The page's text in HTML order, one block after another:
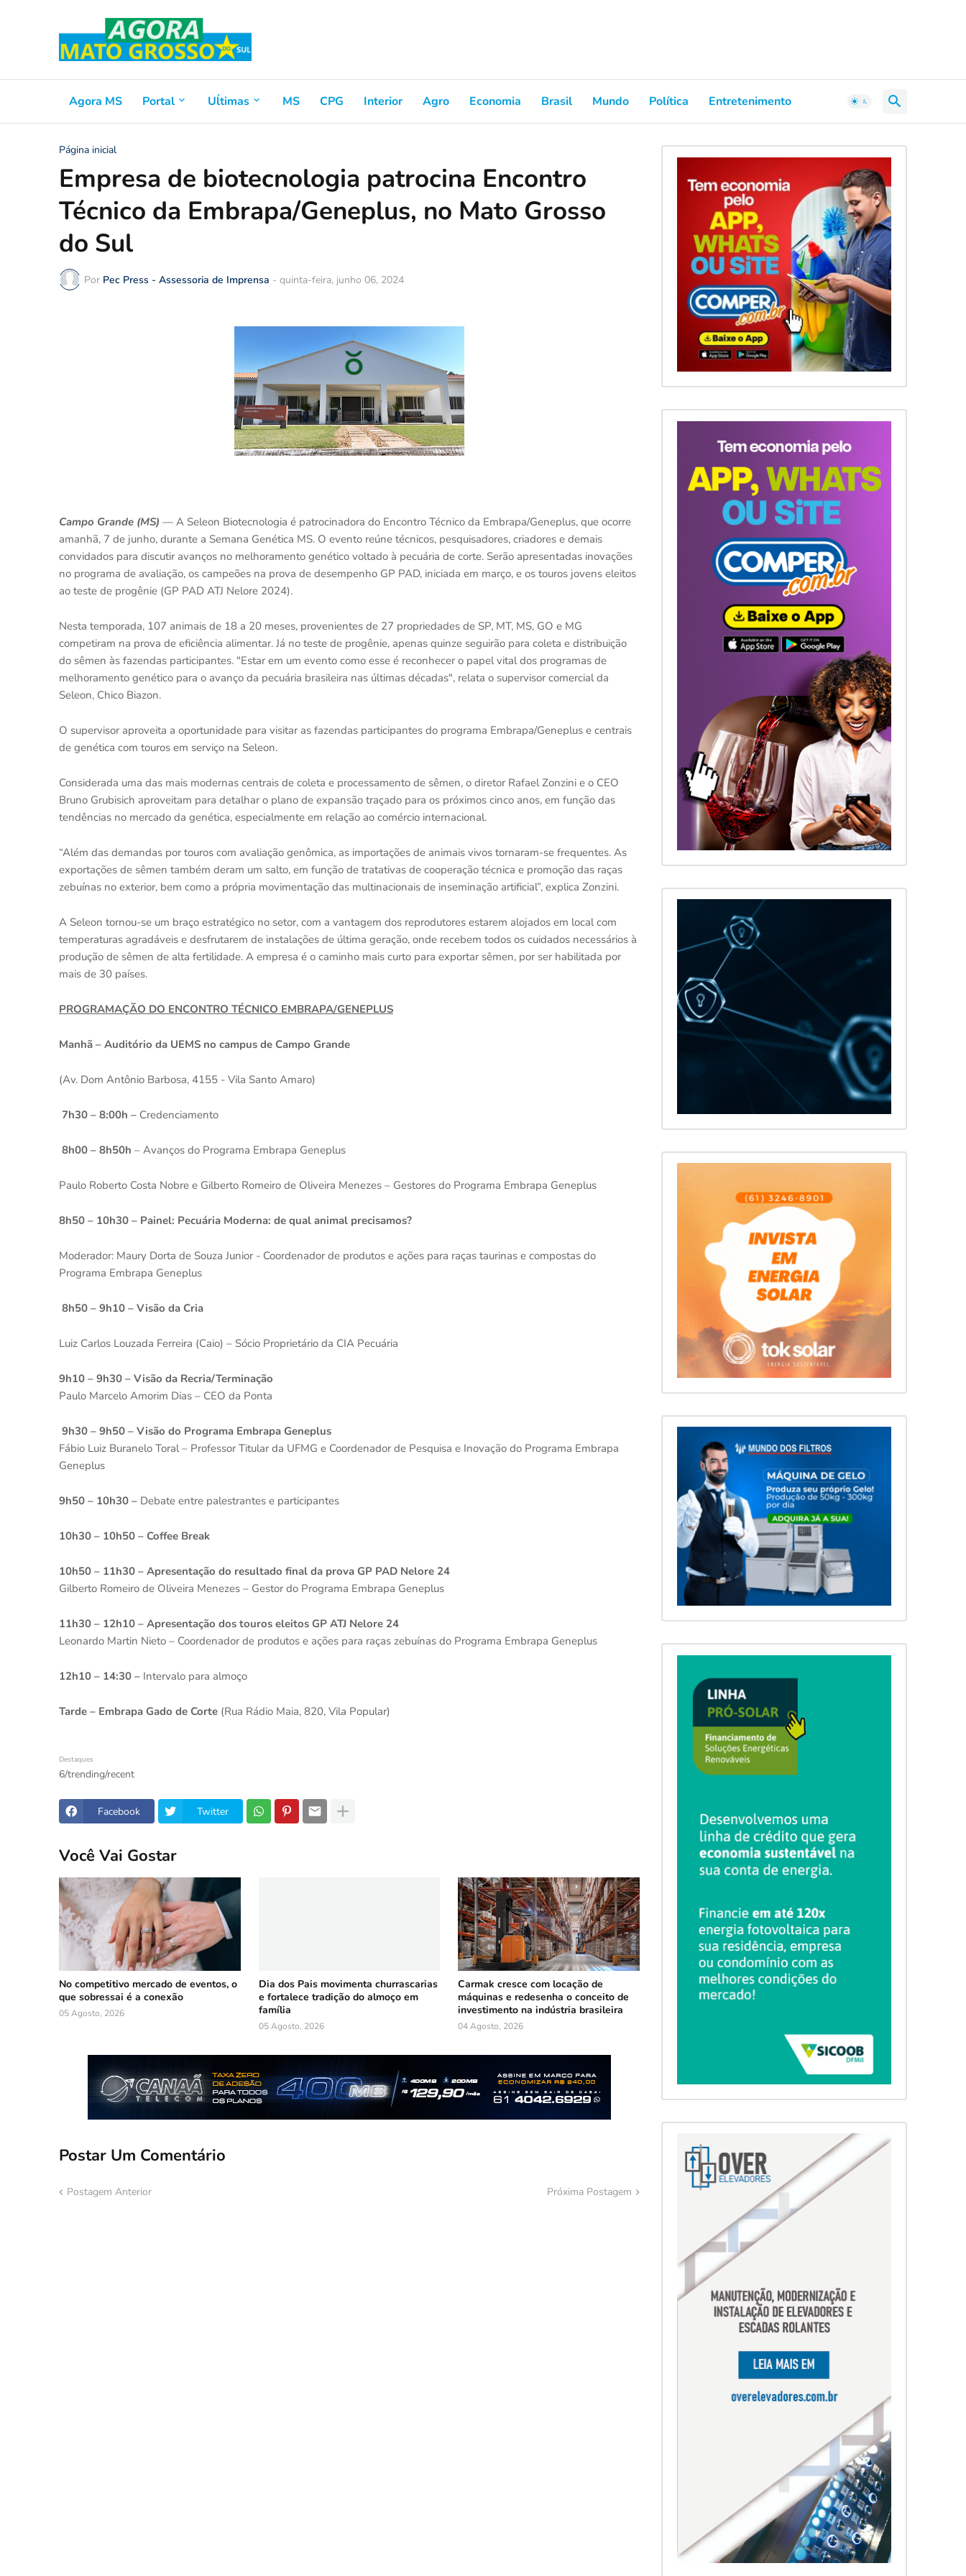
Agora MS Portal Uĺtimas MS CPG Interior Agro Economia Brasil Mundo Política Entretenimento
Página inicial
Empresa de biotecnologia patrocina Encontro
Técnico da Embrapa/Geneplus, no Mato Grosso
do Sul
Por Pec Press - Assessoria de Imprensa - quinta-feira, junho 06, 2024
Campo Grande (MS) — A Seleon Biotecnologia é patrocinadora do Encontro Técnico da Embrapa/Geneplus, que ocorre
amanhã, 7 de junho, durante a Semana Genética MS. O evento reúne técnicos, pesquisadores, criadores e demais
convidados para discutir avanços no melhoramento genético voltado à pecuária de corte. Serão apresentadas inovações
no programa de avaliação, os campeões na prova de desempenho GP PAD, iniciada em março, e os touros jovens eleitos
ao teste de progênie (GP PAD ATJ Nelore 2024).
Nesta temporada, 107 animais de 18 a 20 meses, provenientes de 27 propriedades de SP, MT, MS, GO e MG
competiram na prova de eficiência alimentar. Já no teste de progênie, apenas quinze seguirão para coleta e distribuição
do sêmen às fazendas participantes. "Estar em um evento como esse é reconhecer o papel vital dos programas de
melhoramento genético para o avanço da pecuária brasileira nas últimas décadas", relata o supervisor comercial da
Seleon, Chico Biazon.
O supervisor aproveita a oportunidade para visitar as fazendas participantes do programa Embrapa/Geneplus e centrais
de genética com touros em serviço na Seleon.
Considerada uma das mais modernas centrais de coleta e processamento de sêmen, o diretor Rafael Zonzini e o CEO
Bruno Grubisich aproveitam para detalhar o plano de expansão traçado para os próximos cinco anos, em função das
tendências no mercado da genética, especialmente em relação ao comércio internacional.
“Além das demandas por touros com avaliação genômica, as importações de animais vivos tornaram-se frequentes. As
exportações de sêmen também deram um salto, em função de tratativas de cooperação técnica e promoção das raças
zebuínas no exterior, bem como a própria movimentação das multinacionais de inseminação artificial”, explica Zonzini.
A Seleon tornou-se um braço estratégico no setor, com a vantagem dos reprodutores estarem alojados em local com
temperaturas agradáveis e desfrutarem de instalações de última geração, onde recebem todos os cuidados necessários à
produção de sêmen de alta fertilidade. A empresa é o caminho mais curto para exportar sêmen, por ser habilitada por
mais de 30 países.
PROGRAMAÇÃO DO ENCONTRO TÉCNICO EMBRAPA/GENEPLUS
Manhã – Auditório da UEMS no campus de Campo Grande
(Av. Dom Antônio Barbosa, 4155 - Vila Santo Amaro)
7h30 – 8:00h – Credenciamento
8h00 – 8h50h – Avanços do Programa Embrapa Geneplus
Paulo Roberto Costa Nobre e Gilberto Romeiro de Oliveira Menezes – Gestores do Programa Embrapa Geneplus
8h50 – 10h30 – Painel: Pecuária Moderna: de qual animal precisamos?
Moderador: Maury Dorta de Souza Junior - Coordenador de produtos e ações para raças taurinas e compostas do
Programa Embrapa Geneplus
8h50 – 9h10 – Visão da Cria
Luiz Carlos Louzada Ferreira (Caio) – Sócio Proprietário da CIA Pecuária
9h10 – 9h30 – Visão da Recria/Terminação
Paulo Marcelo Amorim Dias – CEO da Ponta
9h30 – 9h50 – Visão do Programa Embrapa Geneplus
Fábio Luiz Buranelo Toral – Professor Titular da UFMG e Coordenador de Pesquisa e Inovação do Programa Embrapa
Geneplus
9h50 – 10h30 – Debate entre palestrantes e participantes
10h30 – 10h50 – Coffee Break
10h50 – 11h30 – Apresentação do resultado final da prova GP PAD Nelore 24
Gilberto Romeiro de Oliveira Menezes – Gestor do Programa Embrapa Geneplus
11h30 – 12h10 – Apresentação dos touros eleitos GP ATJ Nelore 24
Leonardo Martin Nieto – Coordenador de produtos e ações para raças zebuínas do Programa Embrapa Geneplus
12h10 – 14:30 – Intervalo para almoço
Tarde – Embrapa Gado de Corte (Rua Rádio Maia, 820, Vila Popular)
Destaques
6/trending/recent
Facebook Twitter
Você Vai Gostar
No competitivo mercado de eventos, o
que sobressai é a conexão
05 Agosto, 2026
Dia dos Pais movimenta churrascarias
e fortalece tradição do almoço em
família
05 Agosto, 2026
Carmak cresce com locação de
máquinas e redesenha o conceito de
investimento na indústria brasileira
04 Agosto, 2026
Postar Um Comentário
Postagem Anterior Próxima Postagem